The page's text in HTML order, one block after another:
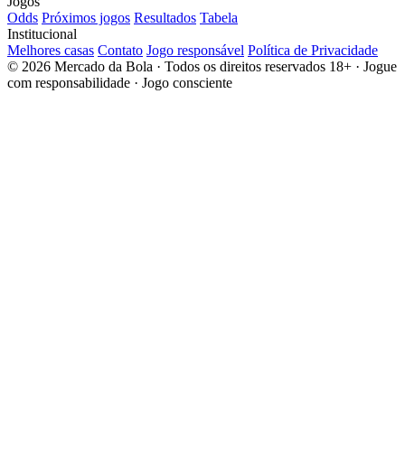
Odds Próximos jogos Resultados Tabela
Institucional
Melhores casas Contato Jogo responsável Política de Privacidade
© 2026 Mercado da Bola · Todos os direitos reservados 18+ · Jogue
com responsabilidade · Jogo consciente